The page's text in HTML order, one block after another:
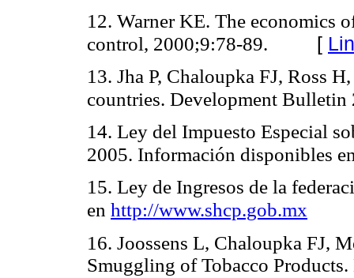
12. Warner KE. The economics
control, 2000;9:78-89.
[
13. Jha P, Chaloupka FJ, Ross
countries. Development
14. Ley del Impuesto Especial
2005. Información disponibles
15. Ley de Ingresos de la
en http://www.shcp.gob.mx
16. Joossens L, Chaloupka FJ,
Smuggling of Tobacco